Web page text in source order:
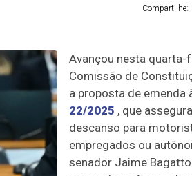
Compartilhe:
Avançou nesta quarta-
Comissão de
a proposta de emenda
22/2025 , que
descanso para
empregados ou
senador Jaime